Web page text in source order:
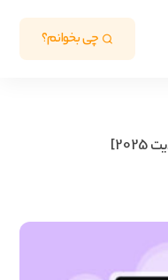
چی بخوانم؟